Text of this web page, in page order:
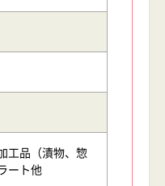
工品（漬物、惣
ート他